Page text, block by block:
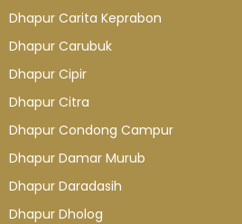
Dhapur Carita Keprabon
Dhapur Carubuk
Dhapur Cipir
Dhapur Citra
Dhapur Condong Campur
Dhapur Damar Murub
Dhapur Daradasih
Dhapur Dholog